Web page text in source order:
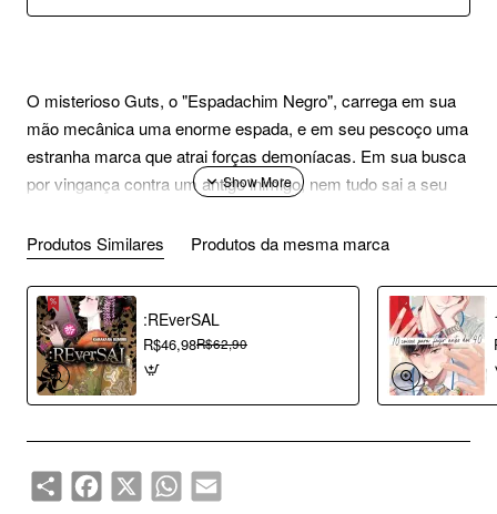
O misterioso Guts, o "Espadachim Negro", carrega em sua
mão mecânica uma enorme espada, e em seu pescoço uma
estranha marca que atrai forças demoníacas. Em sua busca
por vingança contra um antigo inimigo, nem tudo sai a seu
Produtos Similares
Produtos da mesma marca
:REverSAL
R$46,98R$62,90
ShareFacebook
X WhatsAppEmail